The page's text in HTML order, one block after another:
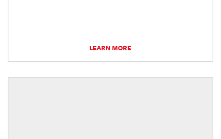
LEARN MORE